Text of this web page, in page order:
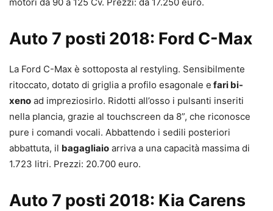
Auto 7 posti 2018: Ford C-Max
La Ford C-Max è sottoposta al restyling. Sensibilmente
ritoccato, dotato di griglia a profilo esagonale e fari bi-
xeno ad impreziosirlo. Ridotti all’osso i pulsanti inseriti
nella plancia, grazie al touchscreen da 8”, che riconosce
pure i comandi vocali. Abbattendo i sedili posteriori
abbattuta, il bagagliaio arriva a una capacità massima di
1.723 litri. Prezzi: 20.700 euro.
Auto 7 posti 2018: Kia Carens